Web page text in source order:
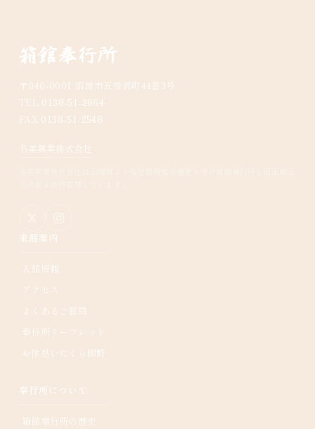
〒040-0001 函館市五稜郭町44番3号
TEL 0138-51-2864
FAX 0138-51-2548
名美興業株式会社
来館案内
入館情報
アクセス
よくあるご質問
奉行所リーフレット
お休処いたくら柳野
奉行所について
箱館奉行所の歴史